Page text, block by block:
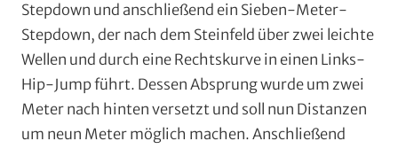
Stepdown und anschließend ein Sieben-Meter-
Stepdown, der nach dem Steinfeld über zwei leichte
Wellen und durch eine Rechtskurve in einen Links-
Hip-Jump führt. Dessen Absprung wurde um zwei
Meter nach hinten versetzt und soll nun Distanzen
um neun Meter möglich machen. Anschließend